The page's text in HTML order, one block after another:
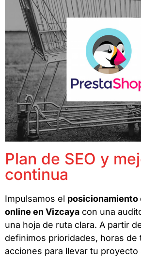
Plan de SEO y
continua
Impulsamos el posicionamiento
online en Vizcaya con una
una hoja de ruta clara. A partir
definimos prioridades, horas de
acciones para llevar tu proyecto